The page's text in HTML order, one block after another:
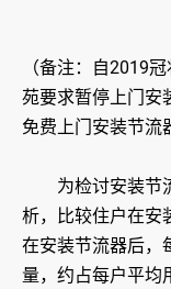
（备注：自2019
苑要求暂停上门安
免费上门安装节流
为检讨安装节流
析，比较住户在安
在安装节流器后，
量，约占每户平均